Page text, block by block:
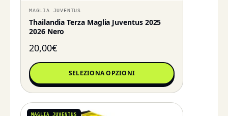
MAGLIA JUVENTUS
Thailandia Terza Maglia Juventus 2025
2026 Nero
20,00€
SELEZIONA OPZIONI
MAGLIA JUVENTUS